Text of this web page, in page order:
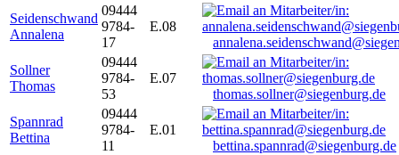
Seidenschwand
Annalena
09444
9784-
17
E.08
Sollner
Thomas
09444
9784-
53
E.07
thomas.sollner@siegenburg.de
Spannrad
Bettina
09444
9784-
11
E.01
bettina.spannrad@siegenburg.de